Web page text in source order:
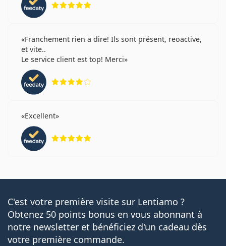
Franchement rien a dire! Ils sont présent, reoactive,
et vite..
Le service client est top! Merci
Excellent
C'est votre première visite sur Lentiamo ?
Obtenez 50 points bonus en vous abonnant à
notre newsletter et bénéficiez d'un cadeau dès
votre première commande.